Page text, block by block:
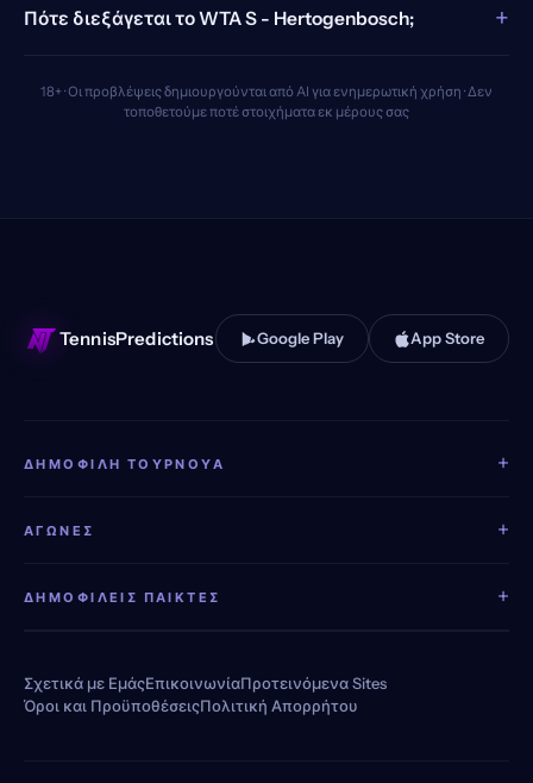
Πότε διεξάγεται το WTA S - Hertogenbosch; +
18+ · Οι προβλέψεις δημιουργούνται από AI για ενημερωτική χρήση · Δεν
τοποθετούμε ποτέ στοιχήματα εκ μέρους σας
TennisPredictions Google Play App Store
ΔΗΜΟΦΙΛΉ ΤΟΥΡΝΟΥΆ +
ΑΓΏΝΕΣ +
ΔΗΜΟΦΙΛΕΊΣ ΠΑΊΚΤΕΣ +
Σχετικά με ΕμάςΕπικοινωνίαΠροτεινόμενα Sites
Όροι και ΠροϋποθέσειςΠολιτική Απορρήτου